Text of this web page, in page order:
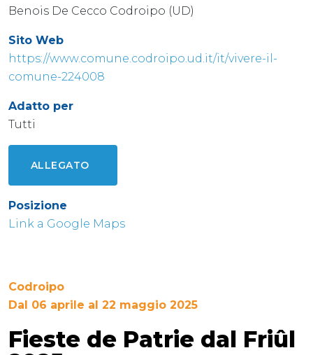
Benois De Cecco Codroipo (UD)
Sito Web
https://www.comune.codroipo.ud.it/it/vivere-il-
comune-224008
Adatto per
Tutti
ALLEGATO
Posizione
Link a Google Maps
Codroipo
Dal 06 aprile al 22 maggio 2025
Fieste de Patrie dal Friûl